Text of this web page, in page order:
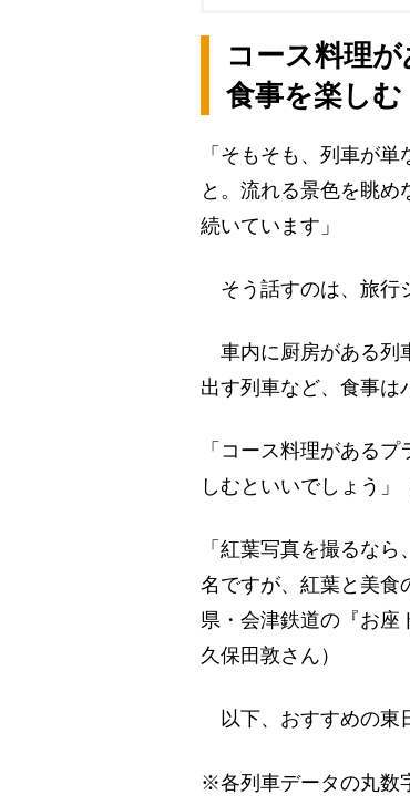
コース料理
食事を楽しむ
「そもそも、列車が
と。流れる景色を眺
続いています」
そう話すのは、旅行
車内に厨房がある列
出す列車など、食事は
「コース料理がある
しむといいでしょう」
「紅葉写真を撮るな
名ですが、紅葉と美食
県・会津鉄道の『お座
久保田敦さん）
以下、おすすめの東
※各列車データの丸数